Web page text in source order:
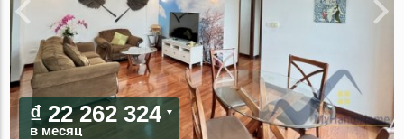
₫ 22 262 324
в месяц